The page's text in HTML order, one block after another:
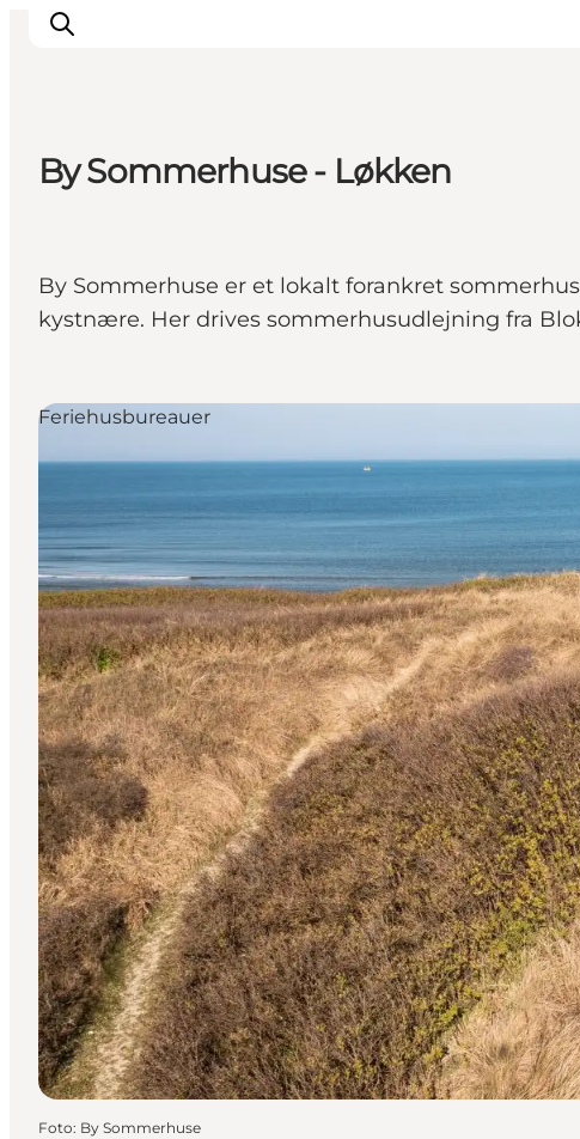
Handicapvenlig ferie
Events
Overnatning
By Sommerhuse - Løkken
By Sommerhuse er et lokalt forankret
kystnære. Her drives sommerhusudlejning fra
Feriehusbureauer
Foto: By Sommerhuse